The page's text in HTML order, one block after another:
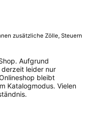
zusätzliche Zölle, Steuern
Aufgrund
leider nur
bleibt
Katalogmodus. Vielen